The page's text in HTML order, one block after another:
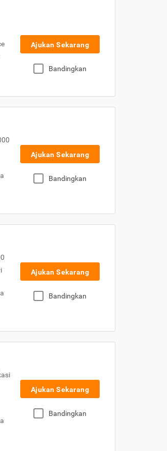
Ajukan Sekarang
Bandingkan
Ajukan Sekarang
Bandingkan
Ajukan Sekarang
Bandingkan
Ajukan Sekarang
Bandingkan